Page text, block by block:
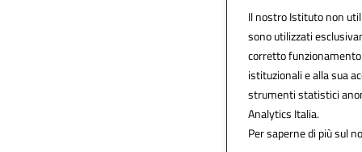
Il nostro Istituto non
sono utilizzati
corretto
istituzionali e alla sua
strumenti statistici
Analytics Italia.
Per saperne di più sul